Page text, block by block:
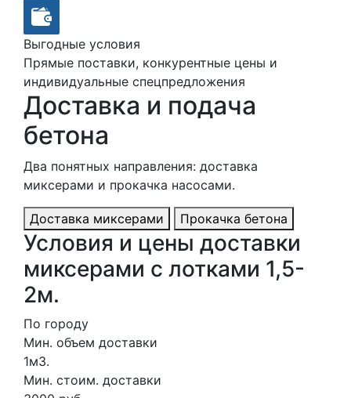
Выгодные условия
Прямые поставки, конкурентные цены и
индивидуальные спецпредложения
Доставка и подача
бетона
Два понятных направления: доставка
миксерами и прокачка насосами.
Доставка миксерами Прокачка бетона
Условия и цены доставки
миксерами с лотками 1,5-
2м.
По городу
Мин. объем доставки
1м3.
Мин. стоим. доставки